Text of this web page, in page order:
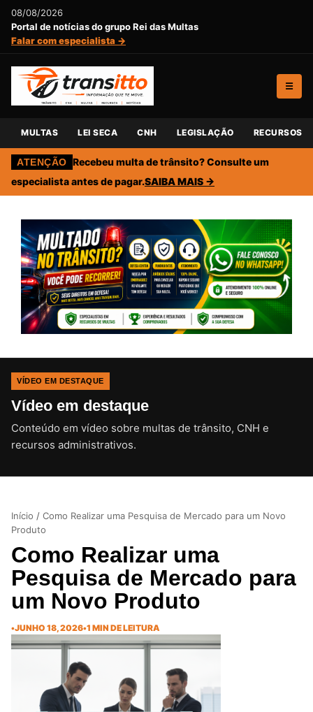
08/08/2026
Portal de notícias do grupo Rei das Multas
Falar com especialista →
☰
MULTAS LEI SECA CNH LEGISLAÇÃO RECURSOS
ATENÇÃO Recebeu multa de trânsito? Consulte um
especialista antes de pagar.SAIBA MAIS →
VÍDEO EM DESTAQUE
Vídeo em destaque
Conteúdo em vídeo sobre multas de trânsito, CNH e
recursos administrativos.CLIQUE PARA ATIVAR O SOM
Início / Como Realizar uma Pesquisa de Mercado para um Novo
Produto
Como Realizar uma
Pesquisa de Mercado para
um Novo Produto
•JUNHO 18, 2026•1 MIN DE LEITURA